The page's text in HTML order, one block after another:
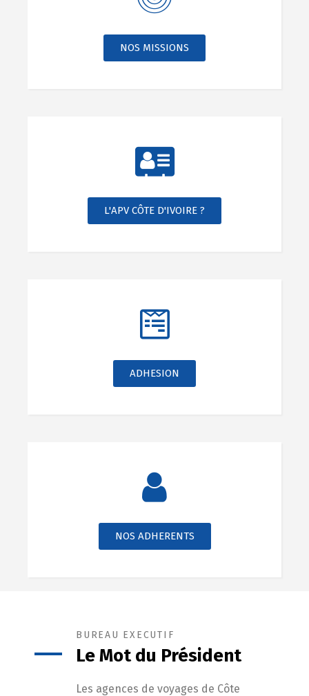
NOS MISSIONS
L'APV CÔTE D'IVOIRE ?
ADHESION
NOS ADHERENTS
BUREAU EXECUTIF
Le Mot du Président
Les agences de voyages de Côte